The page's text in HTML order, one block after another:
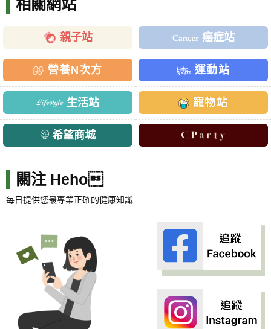
相關網站
親子站 癌症站
營養N次方 運動站
生活站 寵物站
希望商城
關注 Heho
每日提供您最專業正確的健康知識